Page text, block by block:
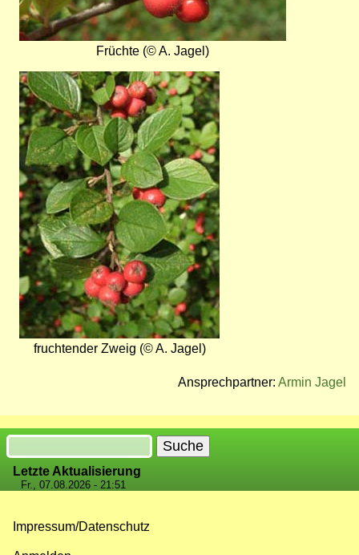
Früchte (© A. Jagel)
Bild
fruchtender Zweig (© A. Jagel)
Ansprechpartner: Armin Jagel
Suche
Letzte Aktualisierung
Fr., 07.08.2026 - 21:51
Impressum/Datenschutz